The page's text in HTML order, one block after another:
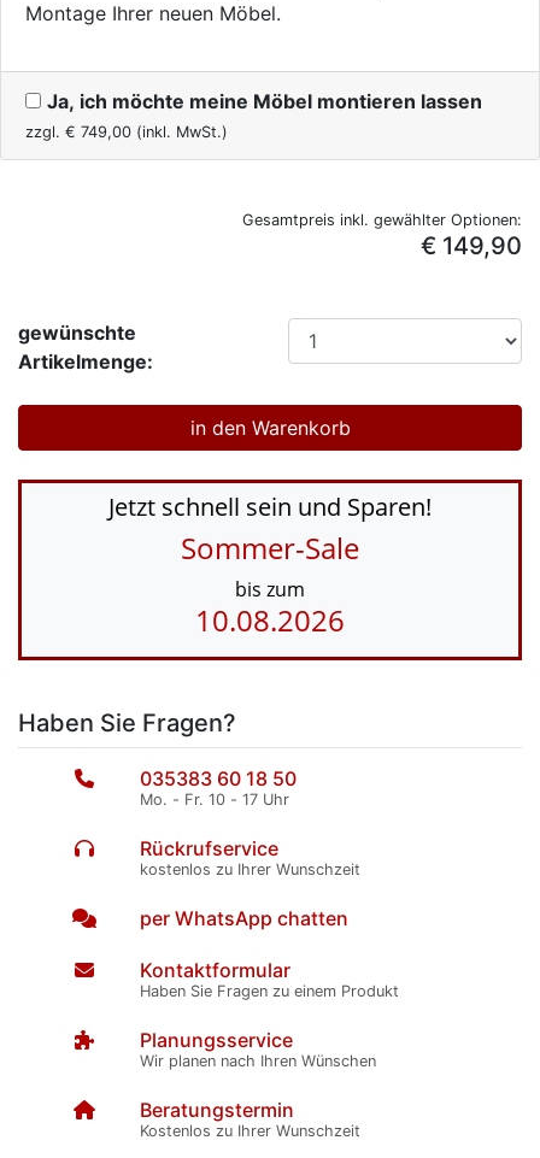
Montage Ihrer neuen Möbel.
Ja, ich möchte meine Möbel montieren lassen
zzgl. € 749,00 (inkl. MwSt.)
Gesamtpreis inkl. gewählter Optionen:
€ 149,90
gewünschte
Artikelmenge:
Jetzt schnell sein und Sparen!
Sommer-Sale
bis zum
10.08.2026
Haben Sie Fragen?
035383 60 18 50
Mo. - Fr. 10 - 17 Uhr
Rückrufservice
kostenlos zu Ihrer Wunschzeit
per WhatsApp chatten
Kontaktformular
Haben Sie Fragen zu einem Produkt
Planungsservice
Wir planen nach Ihren Wünschen
Beratungstermin
Kostenlos zu Ihrer Wunschzeit